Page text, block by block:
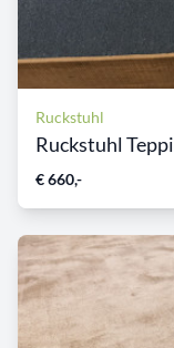
Ruckstuhl
Ruckstuhl
€ 660,-